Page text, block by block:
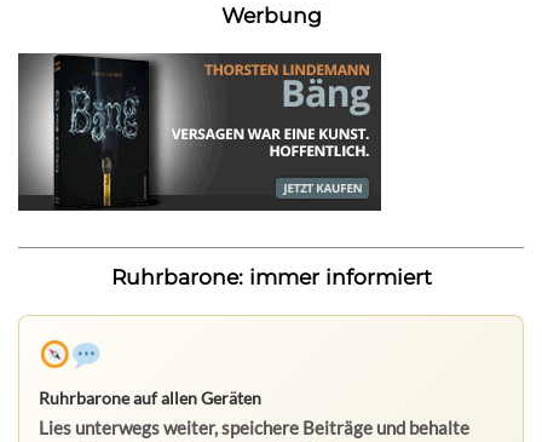
Werbung
Ruhrbarone: immer informiert
Ruhrbarone auf allen Geräten
Lies unterwegs weiter, speichere Beiträge und behalte